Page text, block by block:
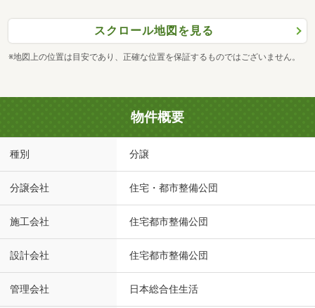
スクロール地図を見る
※地図上の位置は目安であり、正確な位置を保証するものではございません。
物件概要
種別 分譲
分譲会社 住宅・都市整備公団
施工会社 住宅都市整備公団
設計会社 住宅都市整備公団
管理会社 日本総合住生活